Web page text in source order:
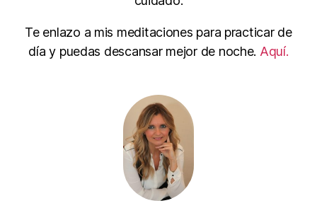
Te enlazo a mis meditaciones para practicar de
día y puedas descansar mejor de noche. Aquí.